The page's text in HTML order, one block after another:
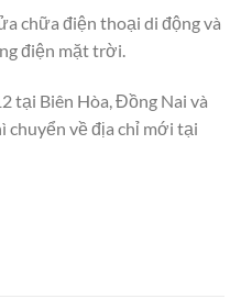
chữa điện thoại di động và
điện mặt trời.
tại Biên Hòa, Đồng Nai và
chuyển về địa chỉ mới tại